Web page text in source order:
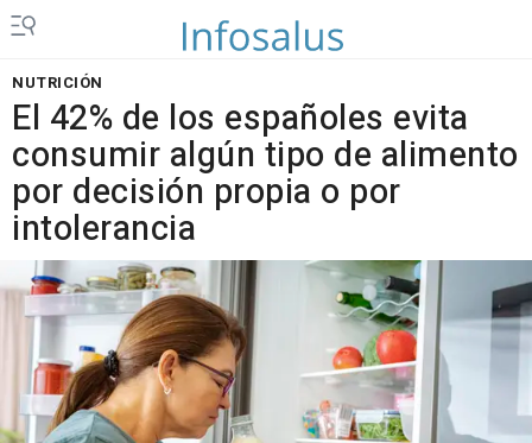
NUTRICIÓN
El 42% de los españoles evita
consumir algún tipo de alimento
por decisión propia o por
intolerancia